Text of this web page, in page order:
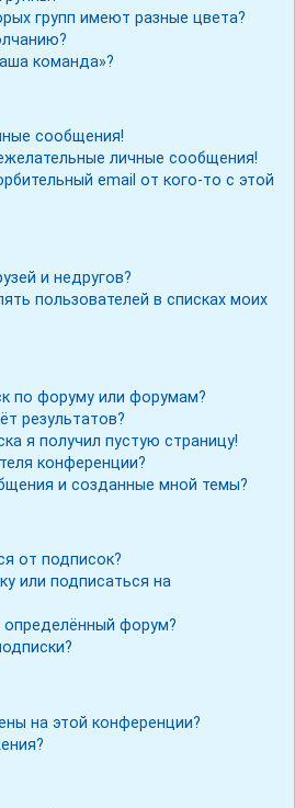
групп имеют разные цвета?
команда»?
сообщения!
личные сообщения!
email от кого-то с этой
и недругов?
пользователей в списках моих
по форуму или форумам?
результатов?
я получил пустую страницу!
конференции?
и созданные мной темы?
от подписок?
или подписаться на
определённый форум?
на этой конференции?